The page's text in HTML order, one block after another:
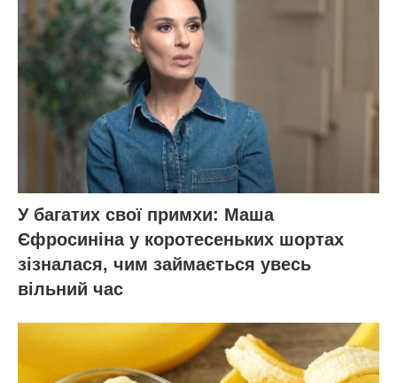
У багатих свої примхи: Маша
Єфросиніна у коротесеньких шортах
зізналася, чим займається увесь
вільний час